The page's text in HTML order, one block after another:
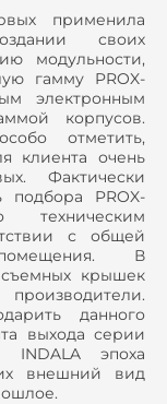
применила
своих
модульности,
гамму PROX-
электронным
корпусов.
отметить,
клиента очень
Фактически
подбора PROX-
с общей
В
крышек
данного
выхода серии
INDALA эпоха
внешний вид